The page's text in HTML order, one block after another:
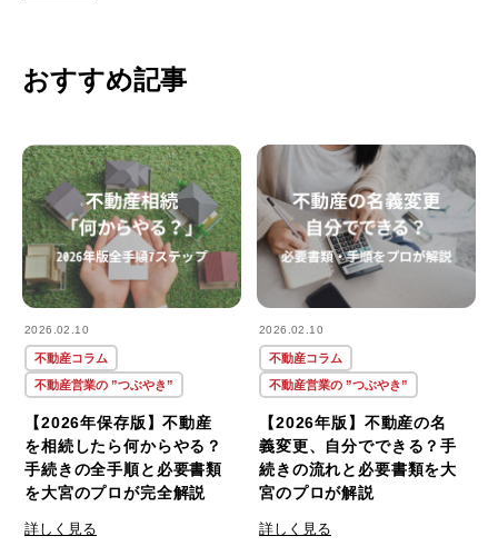
おすすめ記事
2026.02.10
不動産コラム
不動産営業の ”つぶやき”
【2026年保存版】不動産
を相続したら何からやる？
手続きの全手順と必要書類
を大宮のプロが完全解説
詳しく見る
2026.02.10
不動産コラム
不動産営業の ”つぶやき”
【2026年版】不動産の名
義変更、自分でできる？手
続きの流れと必要書類を大
宮のプロが解説
詳しく見る